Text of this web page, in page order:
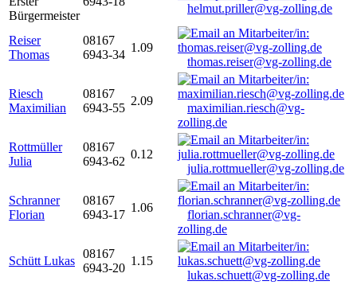
Bürgermeister
helmut.priller@vg-zolling.de
Reiser
Thomas
08167
6943-34
1.09
thomas.reiser@vg-zolling.de
Riesch
Maximilian
08167
6943-55
2.09
maximilian.riesch@vg-
zolling.de
Rottmüller
Julia
08167
6943-62
0.12
julia.rottmueller@vg-zolling.de
Schranner
Florian
08167
6943-17
1.06
florian.schranner@vg-
zolling.de
Schütt Lukas
08167
6943-20
1.15
lukas.schuett@vg-zolling.de